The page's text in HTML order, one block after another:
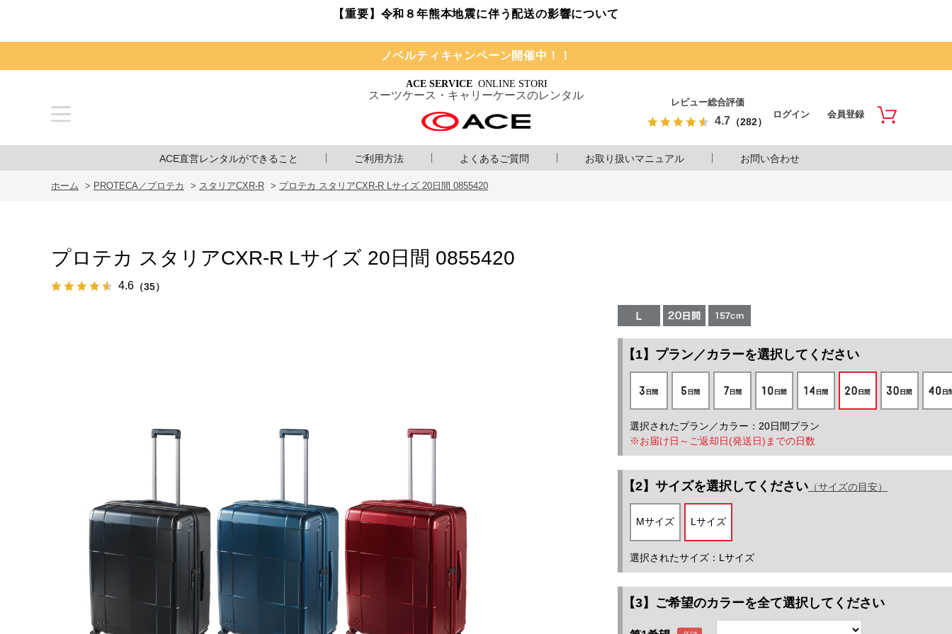
【重要】令和８年熊本地震に伴う配送の影響について
ノベルティキャンペーン開催中！！
スーツケース・キャリーケースのレンタル
レビュー総合評価
4.7 （282）
ログイン 会員登録
ACE直営レンタルができること ご利用方法 よくあるご質問 お取り扱いマニュアル お問い合わせ
ホーム > PROTECA／プロテカ > スタリアCXR-R > プロテカ スタリアCXR-R Lサイズ 20日間 0855420
プロテカ スタリアCXR-R Lサイズ 20日間 0855420
4.6 （35）
プラン／カラーを選択してください
選択されたプラン／カラー：20日間プラン
※お届け日～ご返却日(発送日)までの日数
サイズを選択してください （サイズの目安）
Mサイズ Lサイズ
選択されたサイズ：Lサイズ
【3】ご希望のカラーを全て選択してください